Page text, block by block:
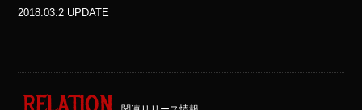
2018.03.2 UPDATE